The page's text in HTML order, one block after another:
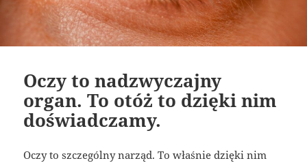
Oczy to nadzwyczajny
organ. To otóż to dzięki nim
doświadczamy.
Oczy to szczególny narząd. To właśnie dzięki nim